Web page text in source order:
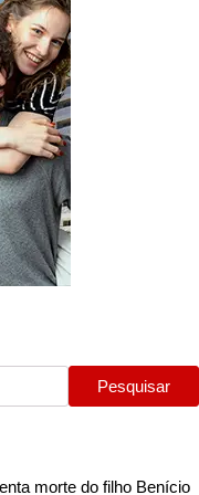
Pesquisar
morte do filho Benício